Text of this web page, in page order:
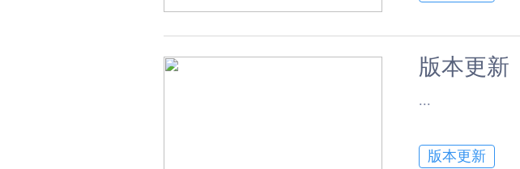
版本更新
​...
版本更新